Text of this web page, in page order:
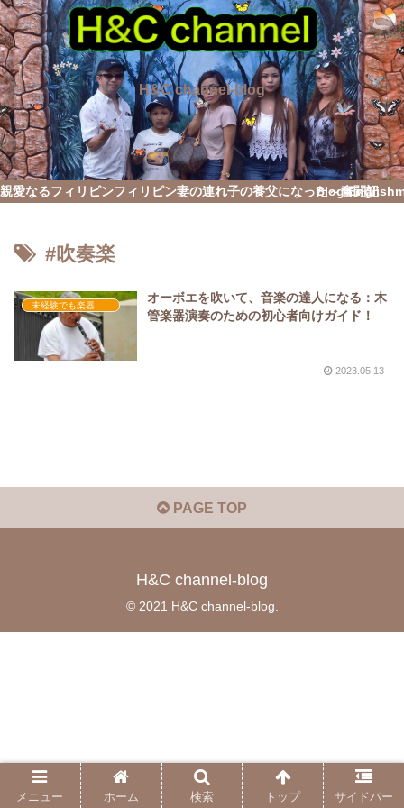
H&C channel-blog
親愛なるフィリピンフィリピン妻の連れ子の養父になった～奮闘記
Blog
#吹奏楽
オーボエを吹いて、音楽の達人になる：木
管楽器演奏のための初心者向けガイド！
2023.05.13
PAGE TOP
H&C channel-blog
© 2021 H&C channel-blog.
メニュー ホーム 検索 トップ サイドバー